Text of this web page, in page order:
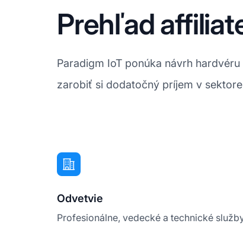
Prehľad
Paradigm IoT ponúka návrh
zarobiť si dodatočný príjem v
Odvetvie
Profesionálne, vedecké a technické